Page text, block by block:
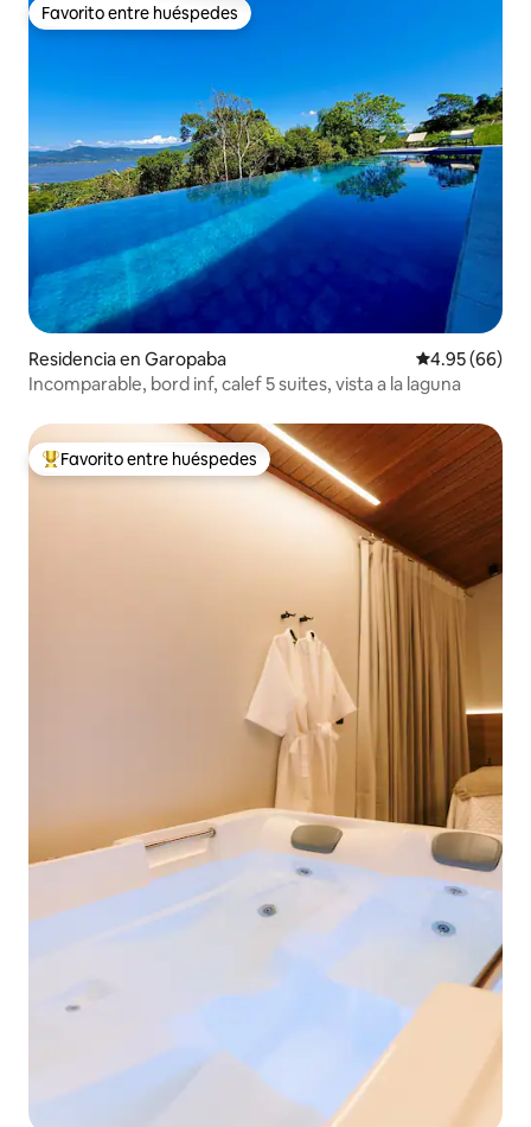
Favorito entre huéspedes
Favorito entre huéspedes
Residencia en Garopaba Calificación
4.95 (66)
Incomparable, bord inf, calef 5 suites, vista a la laguna
De los mejores en Favorito entre huéspedes
Favorito entre huéspedes